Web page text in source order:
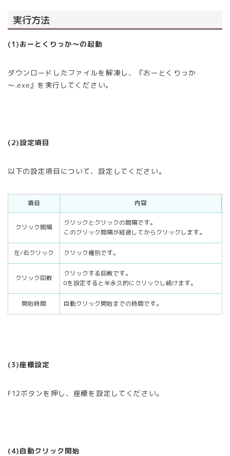
実行方法
(1)おーとくりっか～の起動
ダウンロードしたファイルを解凍し、『おーとくりっか
～.exe』を実行してください。
(2)設定項目
以下の設定項目について、設定してください。
項目 内容
クリック間隔
クリックとクリックの間隔です。
このクリック間隔が経過してからクリックします。
左/右クリック クリック種別です。
クリック回数
クリックする回数です。
0を設定すると半永久的にクリックし続けます。
開始時間 自動クリック開始までの時間です。
(3)座標設定
F12ボタンを押し、座標を設定してください。
(4)自動クリック開始